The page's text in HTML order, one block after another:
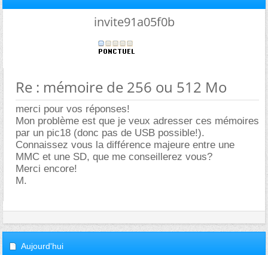
invite91a05f0b
Re : mémoire de 256 ou 512 Mo
merci pour vos réponses!
Mon problème est que je veux adresser ces mémoires
par un pic18 (donc pas de USB possible!).
Connaissez vous la différence majeure entre une
MMC et une SD, que me conseillerez vous?
Merci encore!
M.
Aujourd'hui